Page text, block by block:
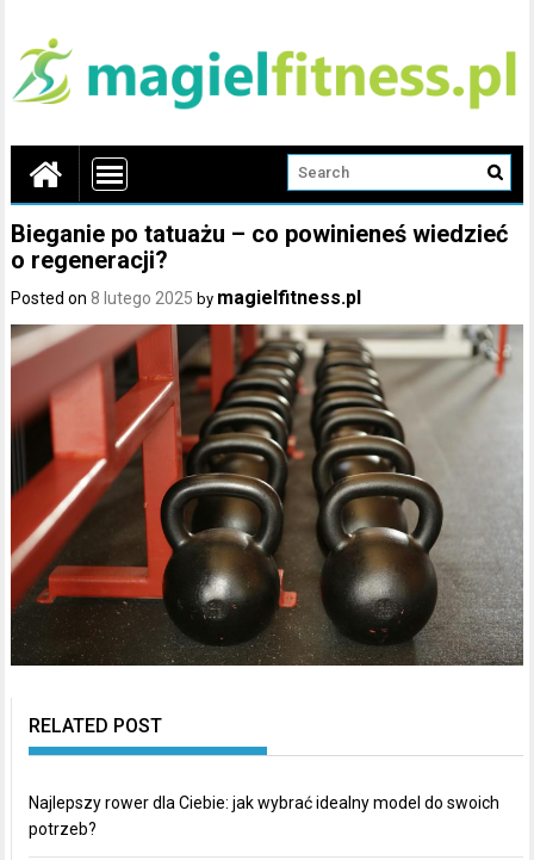
Bieganie po tatuażu – co powinieneś wiedzieć
o regeneracji?
Posted on 8 lutego 2025 by magielfitness.pl
RELATED POST
Najlepszy rower dla Ciebie: jak wybrać idealny model do swoich
potrzeb?